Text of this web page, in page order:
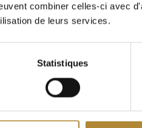
combiner celles-ci avec
de leurs services.
Statistiques
par l’eau.
sélection des premières
fermentation, ajout de MCR
sucre résiduel.